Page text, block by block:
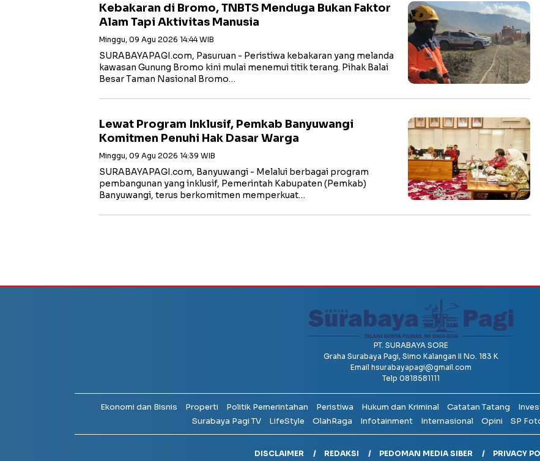
Kebakaran di Bromo, TNBTS Menduga Bukan Faktor
Alam Tapi Aktivitas Manusia
Minggu, 09 Agu 2026 14:44 WIB
SURABAYAPAGI.com, Pasuruan - Peristiwa kebakaran yang melanda
kawasan Gunung Bromo kini mulai menemui titik terang. Pihak Balai
Besar Taman Nasional Bromo…
Lewat Program Inklusif, Pemkab Banyuwangi
Komitmen Penuhi Hak Dasar Warga
Minggu, 09 Agu 2026 14:39 WIB
SURABAYAPAGI.com, Banyuwangi - Melalui berbagai program
pembangunan yang inklusif, Pemerintah Kabupaten (Pemkab)
Banyuwangi, terus berkomitmen memperkuat…
PT. SURABAYA SORE
Graha Surabaya Pagi, Simo Kalangan II No. 183 K
Email hsurabayapagi@gmail.com
Telp 0818581111
Ekonomi dan Bisnis Properti Politik Pemerintahan Peristiwa Hukum dan Kriminal Catatan Tatang
Surabaya Pagi TV
LifeStyle OlahRaga Infotainment Internasional Opini SP
DISCLAIMER REDAKSI PEDOMAN MEDIA SIBER PRIVACY